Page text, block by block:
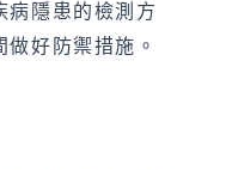
病隱患的檢測方
好防禦措施。